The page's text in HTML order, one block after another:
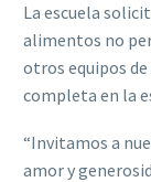
La escuela
alimentos no
otros equipos
completa en la
“Invitamos a
amor y